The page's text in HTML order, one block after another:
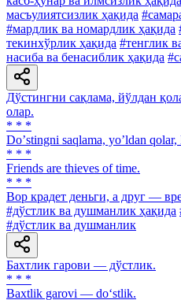
масъулиятсизлик ҳақида
#мардлик ва номардлик ҳақида
текинхўрлик ҳақида #тенглик
насиба ва бенасиблик ҳақида
Дўстингни сақлама, йўлдан
олар.
* * *
Doʼstingni saqlama, yoʼldan
* * *
Friends are thieves of time.
* * *
Вор крадет деньги, а друг —
#дўстлик ва душманлик ҳақида
#дўстлик ва душманлик
Бахтлик гарови — дўстлик.
* * *
Baxtlik garovi — do‘stlik.